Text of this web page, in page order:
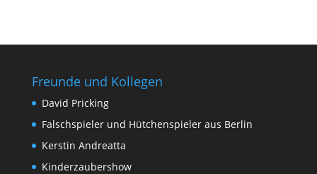
Freunde und Kollegen
David Pricking
Falschspieler und Hütchenspieler aus Berlin
Kerstin Andreatta
Kinderzaubershow